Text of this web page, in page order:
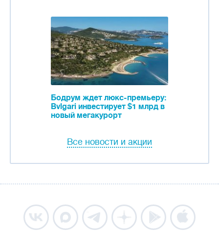
Бодрум ждет люкс-премьеру:
Bvlgari инвестирует $1 млрд в
новый мегакурорт
Все новости и акции